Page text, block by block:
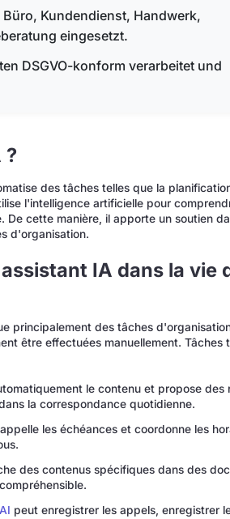
Kundendienst, Handwerk,
eingesetzt.
DSGVO-konform verarbeitet und
?
des tâches telles que la
l'intelligence artificielle pour
De cette manière, il apporte un soutien
d'organisation.
IA dans la vie
principalement des tâches
être effectuées manuellement. Tâches
le contenu et propose des
la correspondance quotidienne.
les échéances et coordonne les
des contenus spécifiques dans des
peut enregistrer les appels, enregistrer